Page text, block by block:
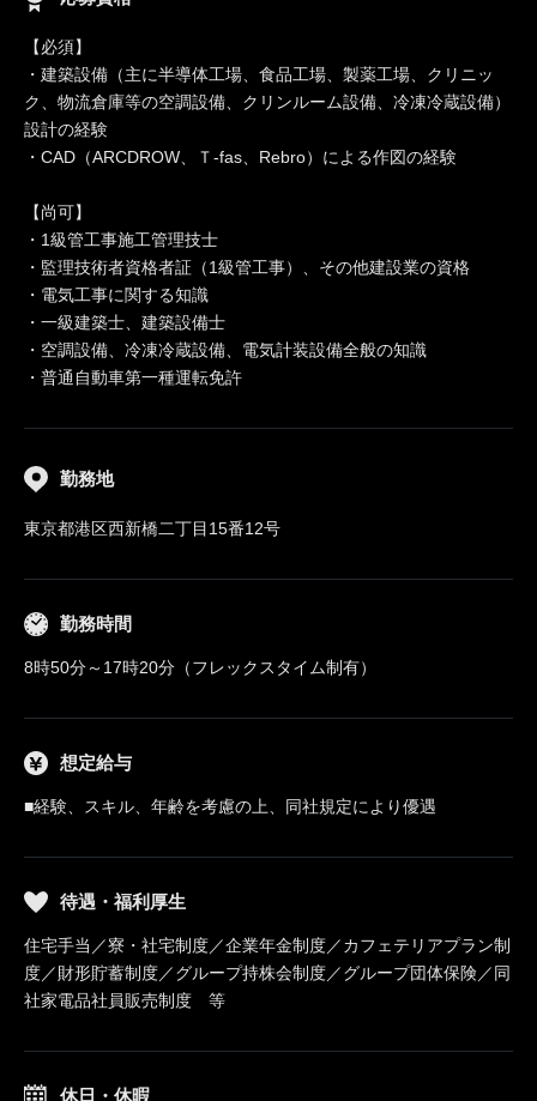
【必須】
・建築設備（主に半導体工場、食品工場、製薬工場、クリニッ
ク、物流倉庫等の空調設備、クリンルーム設備、冷凍冷蔵設備）
設計の経験
・CAD（ARCDROW、Ｔ-fas、Rebro）による作図の経験
【尚可】
・1級管工事施工管理技士
・監理技術者資格者証（1級管工事）、その他建設業の資格
・電気工事に関する知識
・一級建築士、建築設備士
・空調設備、冷凍冷蔵設備、電気計装設備全般の知識
・普通自動車第一種運転免許
勤務地
東京都港区西新橋二丁目15番12号
勤務時間
8時50分～17時20分（フレックスタイム制有）
想定給与
■経験、スキル、年齢を考慮の上、同社規定により優遇
待遇・福利厚生
住宅手当／寮・社宅制度／企業年金制度／カフェテリアプラン制
度／財形貯蓄制度／グループ持株会制度／グループ団体保険／同
社家電品社員販売制度 等
休日・休暇